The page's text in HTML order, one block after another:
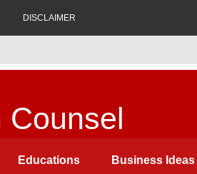
DISCLAIMER
Counsel
Educations Business Ideas